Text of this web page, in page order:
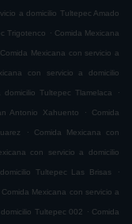
a domicilio Tultepec Amado
Trigotenco . Comida Mexicana
Comida Mexicana con servicio a
con servicio a domicilio
Tultepec Tlamelaca .
Antonio Xahuento . Comida
. Comida Mexicana con
con servicio a domicilio
Tultepec Las Brisas .
Comida Mexicana con servicio a
Tultepec 002 . Comida